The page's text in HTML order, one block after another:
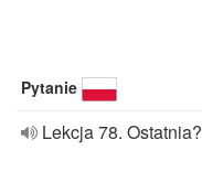
Pytanie
Lekcja 78. Ostatnia?